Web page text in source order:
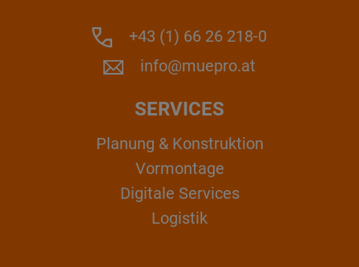
+43 (1) 66 26 218-0
info@muepro.at
SERVICES
Planung & Konstruktion
Vormontage
Digitale Services
Logistik